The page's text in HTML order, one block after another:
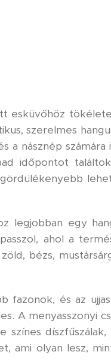
esküvőhöz
szerelmes
a násznép számára
időpontot
legjobban egy
ahol a
bézs,
fazonok, és az
A menyasszonyi
díszfűszálak,
ami olyan lesz,